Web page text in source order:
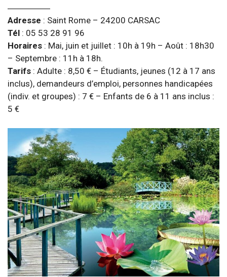
Adresse : Saint Rome – 24200 CARSAC
Tél : 05 53 28 91 96
Horaires : Mai, juin et juillet : 10h à 19h – Août : 18h30
– Septembre : 11h à 18h.
Tarifs : Adulte : 8,50 € – Étudiants, jeunes (12 à 17 ans
inclus), demandeurs d’emploi, personnes handicapées
(indiv. et groupes) : 7 € – Enfants de 6 à 11 ans inclus :
5 €